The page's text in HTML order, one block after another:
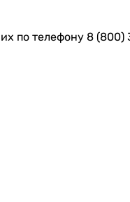
по телефону 8 (800)